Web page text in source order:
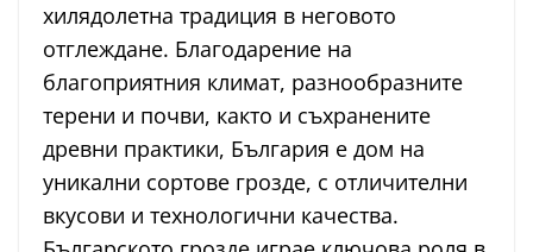
хилядолетна традиция в неговото
отглеждане. Благодарение на
благоприятния климат, разнообразните
терени и почви, както и съхранените
древни практики, България е дом на
уникални сортове грозде, с отличителни
вкусови и технологични качества.